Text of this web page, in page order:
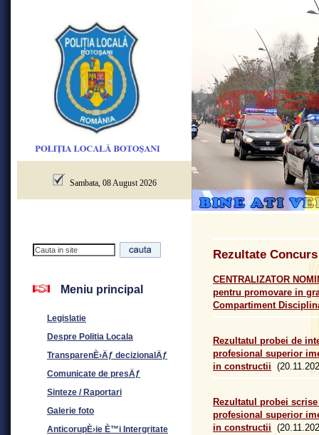
Sambata, 08 August 2026
Rezultate Concurs
CENTRALIZATOR
pentru promovare in
Compartiment
Rezultatul probei de
profesional superior
in constructii
Rezultatul probei
profesional superior
in constructii
Meniu principal
Legislatie
Despre Politia Locala
TransparenÈ›Äƒ decizionalÄƒ
Comunicate de presÄƒ
Sinteze / Raportari
Galerie foto
AnticorupÈ›ie È™i Intergritate